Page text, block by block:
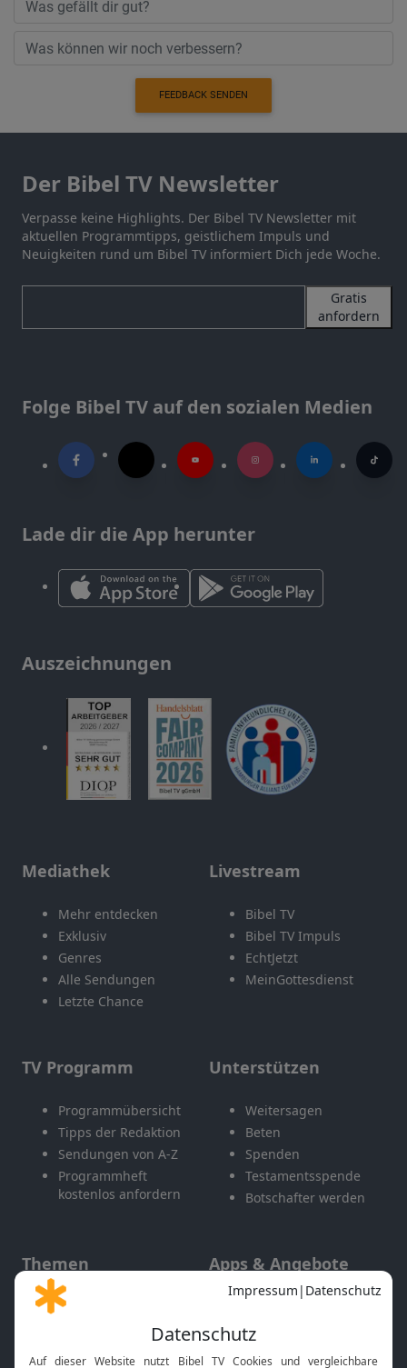
FEEDBACK SENDEN
Der Bibel TV Newsletter
Verpasse keine Highlights. Der Bibel TV Newsletter mit
aktuellen Programmtipps, geistlichem Impuls und
Neuigkeiten rund um Bibel TV informiert Dich jede Woche.
Gratis
anfordern
Folge Bibel TV auf den sozialen Medien
Lade dir die App herunter
Auszeichnungen
Mediathek
Mehr entdecken
Exklusiv
Genres
Alle Sendungen
Letzte Chance
Livestream
Bibel TV
Bibel TV Impuls
EchtJetzt
MeinGottesdienst
TV Programm
Programmübersicht
Tipps der Redaktion
Sendungen von A-Z
Programmheft
kostenlos anfordern
Unterstützen
Weitersagen
Beten
Spenden
Testamentsspende
Botschafter werden
Themen
Gott und Bibel erklärt
Apps & Angebote
Mobile App